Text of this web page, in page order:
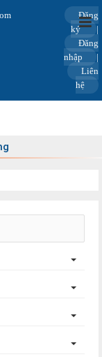
Đăng
ký
|
Đăng
nhập
|
Liên
hệ